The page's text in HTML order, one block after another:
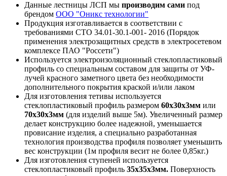
Данные лестницы ЛСП мы производим сами под
брендом ООО "Оникс технологии"
Продукция изготавливается в соответствии с
требованиями СТО 34.01-30.1-001- 2016 (Порядок
применения электрозащитных средств в электросетевом
комплексе ПАО "Россети")
Используется электроизоляционный стеклопластиковый
профиль со специальным составом для защиты от УФ-
лучей красного заметного цвета без необходимости
дополнительного покрытия краской и/или лаком
Для изготовления тетивы используется
стеклопластиковый профиль размером 60х30х3мм или
70х30х3мм (для изделий выше 5м). Увеличенный размер
делает конструкцию более надежной, уменьшается
провисание изделия, а специально разработанная
технология производства профиля позволяет уменьшить
вес конструкции (1м профиля весит не более 0,85кг.)
Для изготовления ступеней используется
стеклопластиковый профиль 35х35х3мм. Поверхность